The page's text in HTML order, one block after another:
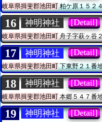
岐阜県揖斐郡池田町粕ケ原１５２
16 神明神社 [Detail]
岐阜県揖斐郡池田町 舟子字萩ヶ谷
17 神明神社 [Detail]
岐阜県揖斐郡池田町下東野２１番
18 神明神社 [Detail]
岐阜県揖斐郡池田町 本郷５４７番
19 神明神社 [Detail]